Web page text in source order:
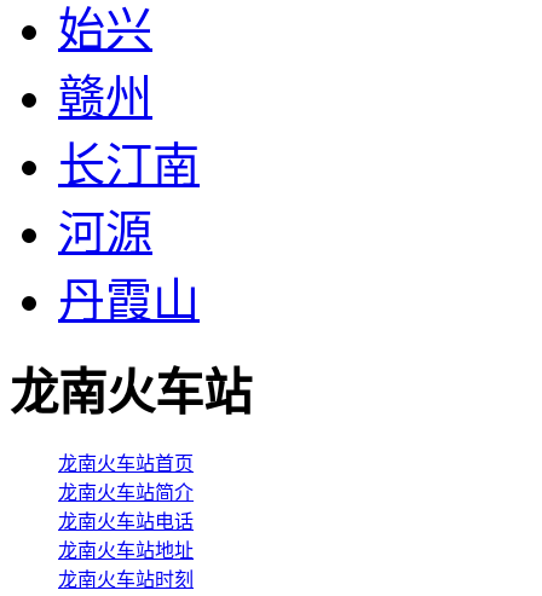
始兴
赣州
长汀南
河源
丹霞山
龙南火车站
龙南火车站首页
龙南火车站简介
龙南火车站电话
龙南火车站地址
龙南火车站时刻